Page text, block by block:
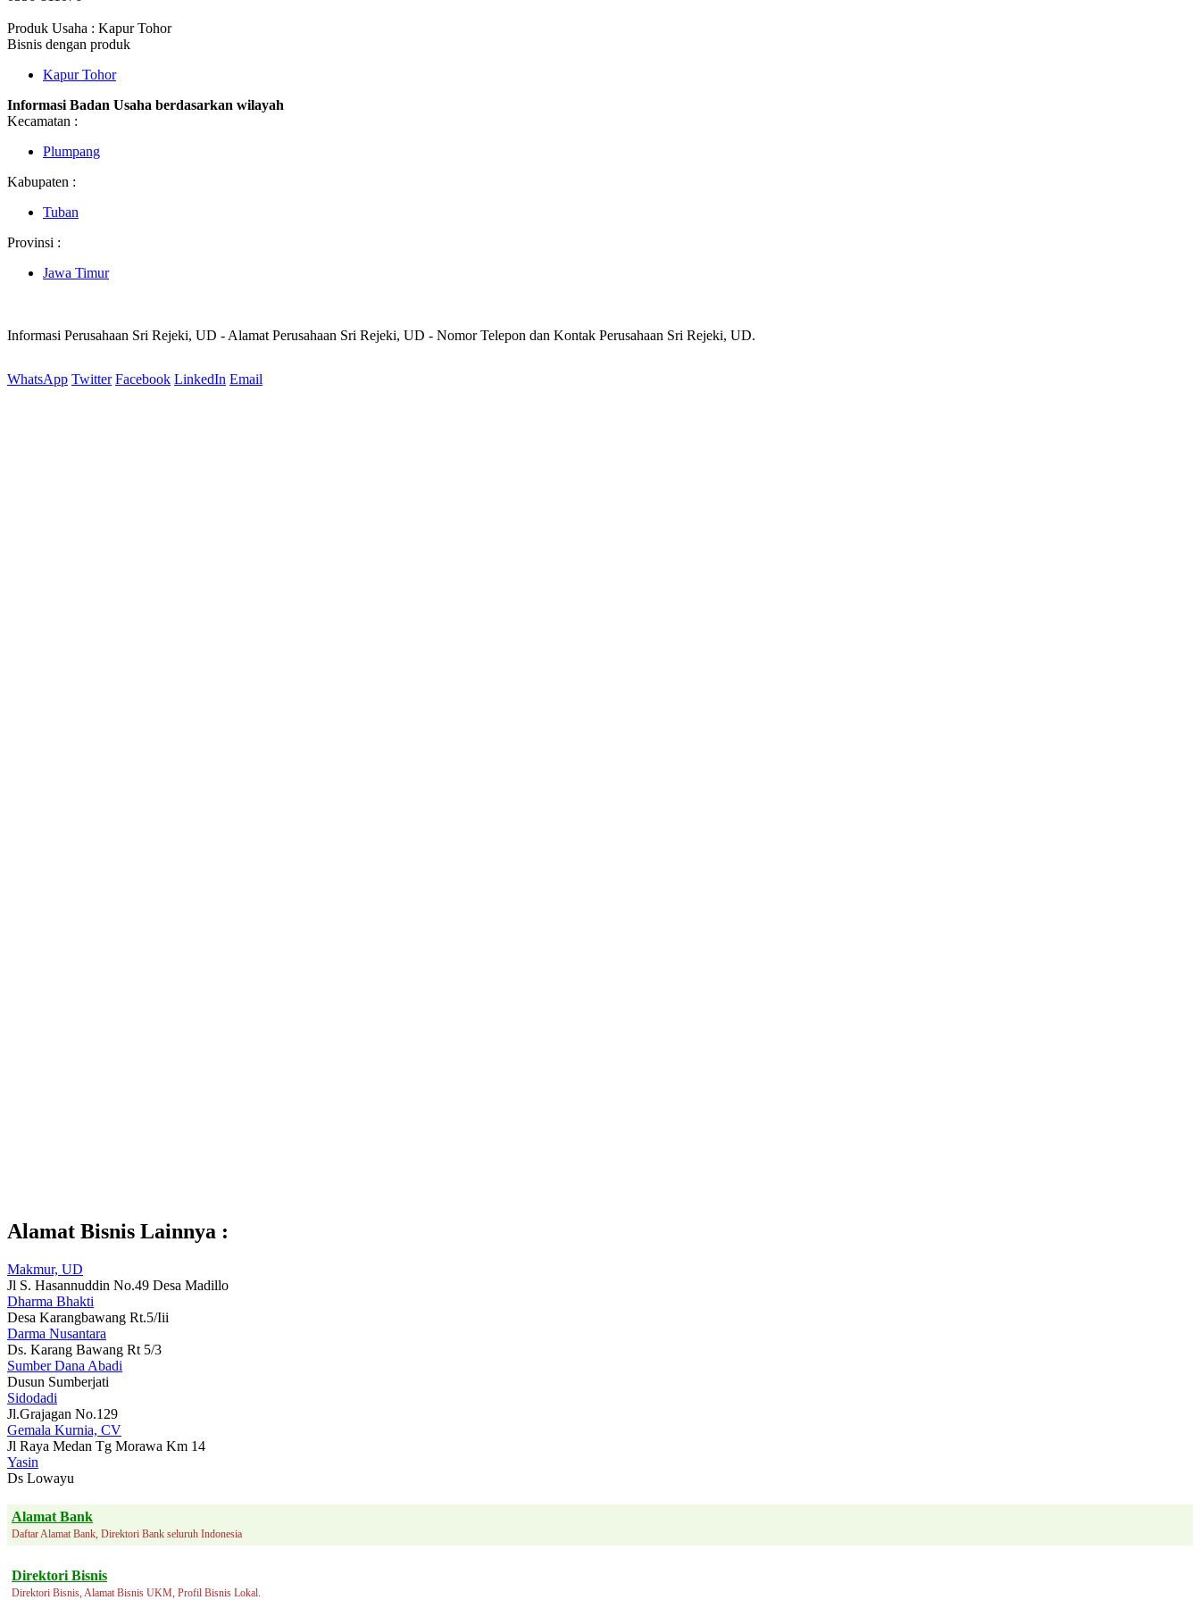
Produk Usaha : Kapur Tohor
Bisnis dengan produk
Kapur Tohor
Informasi Badan Usaha berdasarkan wilayah
Kecamatan :
Plumpang
Kabupaten :
Tuban
Provinsi :
Jawa Timur
Informasi Perusahaan Sri Rejeki, UD - Alamat Perusahaan Sri Rejeki, UD - Nomor Telepon dan Kontak Perusahaan Sri Rejeki, UD.
WhatsApp Twitter Facebook LinkedIn Email
Alamat Bisnis Lainnya :
Makmur, UD
Jl S. Hasannuddin No.49 Desa Madillo
Dharma Bhakti
Desa Karangbawang Rt.5/Iii
Darma Nusantara
Ds. Karang Bawang Rt 5/3
Sumber Dana Abadi
Dusun Sumberjati
Sidodadi
Jl.Grajagan No.129
Gemala Kurnia, CV
Jl Raya Medan Tg Morawa Km 14
Yasin
Ds Lowayu
Alamat Bank
Daftar Alamat Bank, Direktori Bank seluruh Indonesia
Direktori Bisnis
Direktori Bisnis, Alamat Bisnis UKM, Profil Bisnis Lokal.